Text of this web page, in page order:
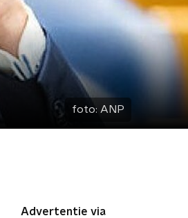
foto: ANP
Advertentie via